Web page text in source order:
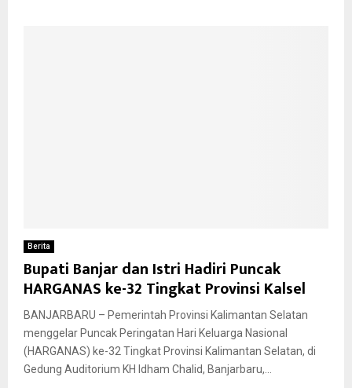
Berita
Bupati Banjar dan Istri Hadiri Puncak
HARGANAS ke-32 Tingkat Provinsi Kalsel
BANJARBARU – Pemerintah Provinsi Kalimantan Selatan
menggelar Puncak Peringatan Hari Keluarga Nasional
(HARGANAS) ke-32 Tingkat Provinsi Kalimantan Selatan, di
Gedung Auditorium KH Idham Chalid, Banjarbaru,...